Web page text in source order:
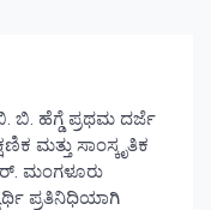
ಬಿ. ಹೆಗ್ಡೆ ಪ್ರಥಮ ದರ್ಜೆ
ಮತ್ತು ಸಾಂಸ್ಕೃತಿಕ
ಮಂಗಳೂರು
ಪ್ರತಿನಿಧಿಯಾಗಿ